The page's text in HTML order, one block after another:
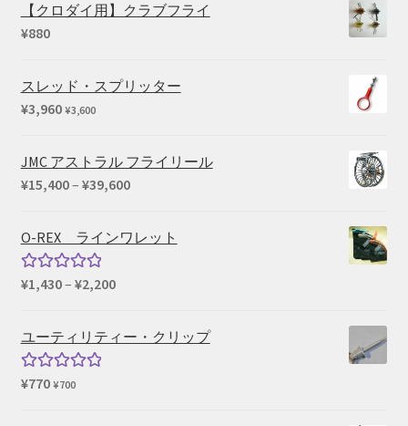
【クロダイ用】クラブフライ
¥880
スレッド・スプリッター
¥3,960 ¥3,600
JMC アストラル フライリール
¥15,400– ¥39,600価
帯:
O-REX ラインワレット
5段階中
¥1,430– ¥2,200価
帯:
ユーティリティー・クリップ
5段階中
¥770 ¥700